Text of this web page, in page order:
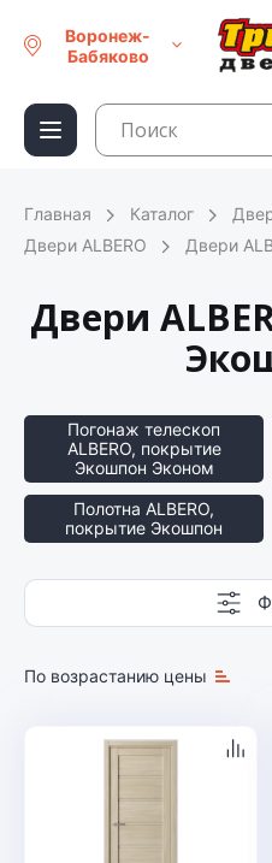
Воронеж-
Бабяково
Главная Каталог
Двери ALBERO
Двери
Двери
Погонаж телескоп
ALBERO, покрытие
Экошпон Эконом
Полотна ALBERO,
покрытие Экошпон
По возрастанию цены